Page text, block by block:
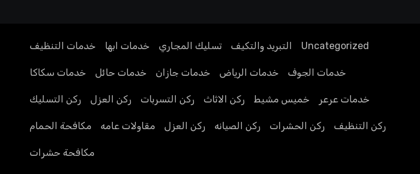
Uncategorized التبريد والتكيف تسليك المجاري خدمات ابها خدمات التنظيف
خدمات الجوف خدمات الرياض خدمات جازان خدمات حائل خدمات سكاكا
خدمات عرعر خميس مشيط ركن الاثاث ركن التسربات ركن العزل ركن التسليك
ركن التنظيف ركن الحشرات ركن الصيانه ركن العزل مقاولات عامه مكافحة الحمام
مكافحة حشرات